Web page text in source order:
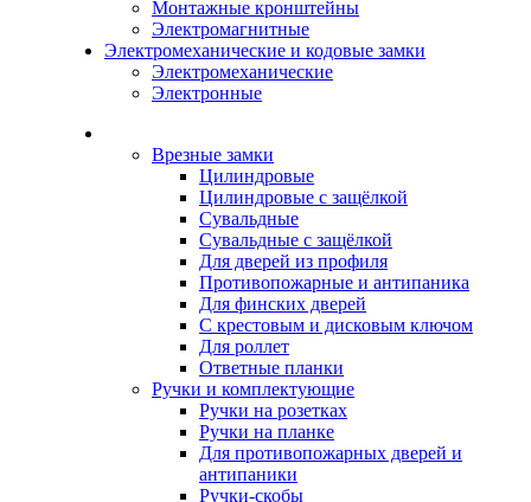
Монтажные кронштейны
Электромагнитные
Электромеханические и кодовые замки
Электромеханические
Электронные
Врезные замки
Цилиндровые
Цилиндровые с защёлкой
Сувальдные
Сувальдные с защёлкой
Для дверей из профиля
Противопожарные и антипаника
Для финских дверей
С крестовым и дисковым ключом
Для роллет
Ответные планки
Ручки и комплектующие
Ручки на розетках
Ручки на планке
Для противопожарных дверей и
антипаники
Ручки-скобы